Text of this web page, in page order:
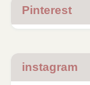
Pinterest
instagram